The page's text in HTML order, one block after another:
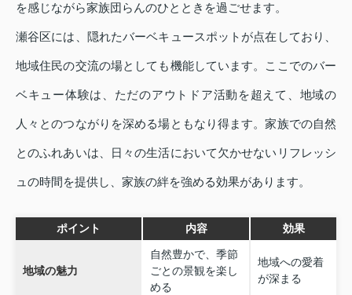
を感じながら家族団らんのひとときを過ごせます。
瀬谷区には、隠れたバーベキュースポットが点在しており、
地域住民の交流の場としても機能しています。ここでのバー
ベキュー体験は、ただのアウトドア活動を超えて、地域の
人々とのつながりを深める場ともなり得ます。家族での自然
とのふれあいは、日々の生活において欠かせないリフレッシ
ュの時間を提供し、家族の絆を強める効果があります。
ポイント 内容 効果
地域の魅力
自然豊かで、季節
ごとの景観を楽し
める
地域への愛着
が深まる